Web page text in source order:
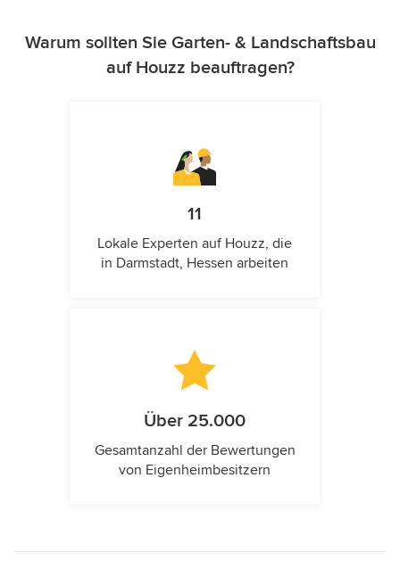
Warum sollten Sie Garten- & Landschaftsbau
auf Houzz beauftragen?
11
Lokale Experten auf Houzz, die
in Darmstadt, Hessen arbeiten
Über 25.000
Gesamtanzahl der Bewertungen
von Eigenheimbesitzern